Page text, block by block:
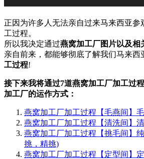
正因为许多人无法亲自过来马来西亚参
工过程。
所以我决定通过燕窝加工厂图片以及相
亲自前来，都能够彻底了解我们马来西
工过程!
接下来我将通过7道燕窝加工厂加工过
加工厂的运作方式：
燕窝加工厂加工过程【毛燕间】
燕窝加工厂加工过程【清洗间】
燕窝加工厂加工过程【挑毛间】
挑，精挑)
燕窝加工厂加工过程【定型间】